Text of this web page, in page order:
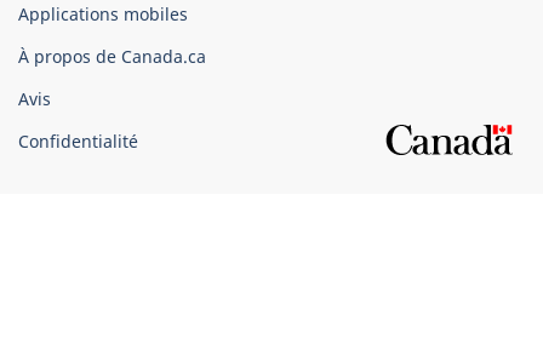
gouvernement
du
Canada
Applications mobiles
À propos de Canada.ca
Avis
Confidentialité